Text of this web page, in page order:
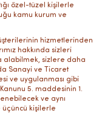
özel-tüzel kişilerle
kamu kurum ve
hizmetlerinden
hakkında sizleri
alabilmek, sizlere daha
Sanayi ve Ticaret
ve uygulanması gibi
5. maddesinin 1.
ve aynı
üçüncü kişilerle